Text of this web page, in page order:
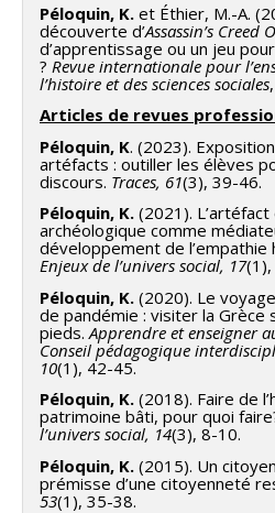
Péloquin, K. et Éthier, M.-A.
découverte d’Assassin’s Creed
d’apprentissage ou un jeu
? Revue internationale pour
l’histoire et des sciences sociales
Articles de revues
Péloquin, K. (2023).
artéfacts : outiller les élèves
discours. Traces, 61(3), 39-46.
Péloquin, K. (2021).
archéologique comme
développement de l’empathie
Enjeux de l’univers social, 17
Péloquin, K. (2020). Le
de pandémie : visiter la Grèce
pieds. Apprendre et enseigner
Conseil pédagogique
10(1), 42-45.
Péloquin, K. (2018). Faire de
patrimoine bâti, pour quoi
l’univers social, 14(3), 8-10.
Péloquin, K. (2015). Un
prémisse d’une citoyenneté
53(1), 35-38.